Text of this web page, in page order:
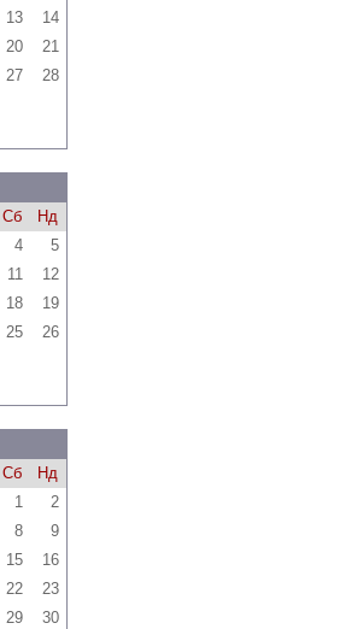
13
14
20
21
27
28
Сб
Нд
4
5
11
12
18
19
25
26
Сб
Нд
1
2
8
9
15
16
22
23
29 30